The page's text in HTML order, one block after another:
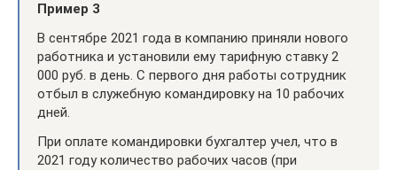
Пример 3
В сентябре 2021 года в компанию приняли нового
работника и установили ему тарифную ставку 2
000 руб. в день. С первого дня работы сотрудник
отбыл в служебную командировку на 10 рабочих
дней.
При оплате командировки бухгалтер учел, что в
2021 году количество рабочих часов (при